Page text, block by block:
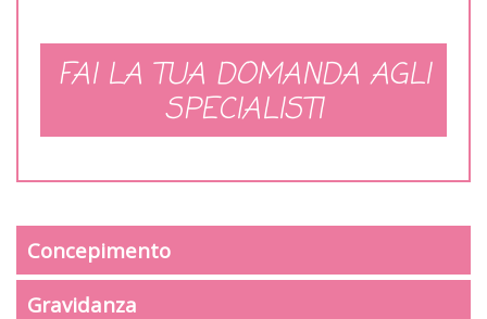
FAI LA TUA DOMANDA AGLI
SPECIALISTI
Concepimento
Gravidanza